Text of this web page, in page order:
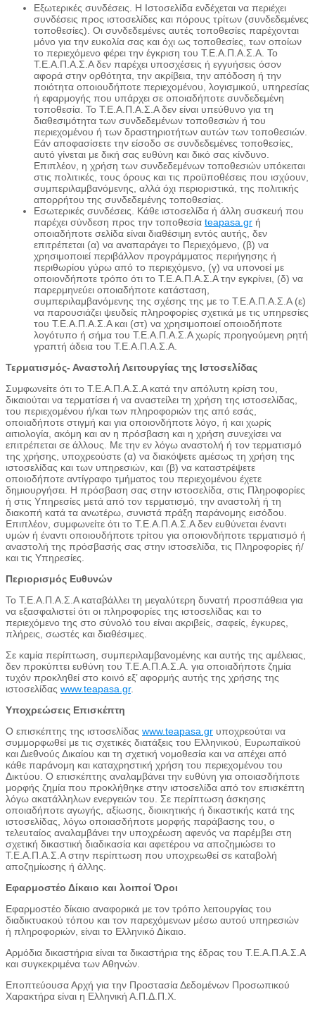
Εξωτερικές συνδέσεις. Η Ιστοσελίδα ενδέχεται να περιέχει
συνδέσεις προς ιστοσελίδες και πόρους τρίτων (συνδεδεμένες
τοποθεσίες). Οι συνδεδεμένες αυτές τοποθεσίες παρέχονται
μόνο για την ευκολία σας και όχι ως τοποθεσίες, των οποίων
το περιεχόμενο φέρει την έγκριση του Τ.Ε.Α.Π.Α.Σ.Α. Το
Τ.Ε.Α.Π.Α.Σ.Α δεν παρέχει υποσχέσεις ή εγγυήσεις όσον
αφορά στην ορθότητα, την ακρίβεια, την απόδοση ή την
ποιότητα οποιουδήποτε περιεχομένου, λογισμικού, υπηρεσίας
ή εφαρμογής που υπάρχει σε οποιαδήποτε συνδεδεμένη
τοποθεσία. Το Τ.Ε.Α.Π.Α.Σ.Α δεν είναι υπεύθυνο για τη
διαθεσιμότητα των συνδεδεμένων τοποθεσιών ή του
περιεχομένου ή των δραστηριοτήτων αυτών των τοποθεσιών.
Εάν αποφασίσετε την είσοδο σε συνδεδεμένες τοποθεσίες,
αυτό γίνεται με δική σας ευθύνη και δικό σας κίνδυνο.
Επιπλέον, η χρήση των συνδεδεμένων τοποθεσιών υπόκειται
στις πολιτικές, τους όρους και τις προϋποθέσεις που ισχύουν,
συμπεριλαμβανόμενης, αλλά όχι περιοριστικά, της πολιτικής
απορρήτου της συνδεδεμένης τοποθεσίας.
Εσωτερικές συνδέσεις. Κάθε ιστοσελίδα ή άλλη συσκευή που
παρέχει σύνδεση προς την τοποθεσία teapasa.gr ή
οποιαδήποτε σελίδα είναι διαθέσιμη εντός αυτής, δεν
επιτρέπεται (α) να αναπαράγει το Περιεχόμενο, (β) να
χρησιμοποιεί περιβάλλον προγράμματος περιήγησης ή
περιθωρίου γύρω από το περιεχόμενο, (γ) να υπονοεί με
οποιονδήποτε τρόπο ότι το Τ.Ε.Α.Π.Α.Σ.Α την εγκρίνει, (δ) να
παρερμηνεύει οποιαδήποτε κατάσταση,
συμπεριλαμβανόμενης της σχέσης της με το Τ.Ε.Α.Π.Α.Σ.Α (ε)
να παρουσιάζει ψευδείς πληροφορίες σχετικά με τις υπηρεσίες
του Τ.Ε.Α.Π.Α.Σ.Α και (στ) να χρησιμοποιεί οποιοδήποτε
λογότυπο ή σήμα του Τ.Ε.Α.Π.Α.Σ.Α χωρίς προηγούμενη ρητή
γραπτή άδεια του Τ.Ε.Α.Π.Α.Σ.Α.
Τερματισμός- Αναστολή Λειτουργίας της Ιστοσελίδας
Συμφωνείτε ότι το Τ.Ε.Α.Π.Α.Σ.Α κατά την απόλυτη κρίση του,
δικαιούται να τερματίσει ή να αναστείλει τη χρήση της ιστοσελίδας,
του περιεχομένου ή/και των πληροφοριών της από εσάς,
οποιαδήποτε στιγμή και για οποιονδήποτε λόγο, ή και χωρίς
αιτιολογία, ακόμη και αν η πρόσβαση και η χρήση συνεχίσει να
επιτρέπεται σε άλλους. Με την εν λόγω αναστολή ή τον τερματισμό
της χρήσης, υποχρεούστε (α) να διακόψετε αμέσως τη χρήση της
ιστοσελίδας και των υπηρεσιών, και (β) να καταστρέψετε
οποιοδήποτε αντίγραφο τμήματος του περιεχομένου έχετε
δημιουργήσει. Η πρόσβαση σας στην ιστοσελίδα, στις Πληροφορίες
ή στις Υπηρεσίες μετά από τον τερματισμό, την αναστολή ή τη
διακοπή κατά τα ανωτέρω, συνιστά πράξη παράνομης εισόδου.
Επιπλέον, συμφωνείτε ότι το Τ.Ε.Α.Π.Α.Σ.Α δεν ευθύνεται έναντι
υμών ή έναντι οποιουδήποτε τρίτου για οποιονδήποτε τερματισμό ή
αναστολή της πρόσβασής σας στην ιστοσελίδα, τις Πληροφορίες ή/
και τις Υπηρεσίες.
Περιορισμός Ευθυνών
Το Τ.Ε.Α.Π.Α.Σ.Α καταβάλλει τη μεγαλύτερη δυνατή προσπάθεια για
να εξασφαλιστεί ότι οι πληροφορίες της ιστοσελίδας και το
περιεχόμενο της στο σύνολό του είναι ακριβείς, σαφείς, έγκυρες,
πλήρεις, σωστές και διαθέσιμες.
Σε καμία περίπτωση, συμπεριλαμβανομένης και αυτής της αμέλειας,
δεν προκύπτει ευθύνη του Τ.Ε.Α.Π.Α.Σ.Α. για οποιαδήποτε ζημία
τυχόν προκληθεί στο κοινό εξ’ αφορμής αυτής της χρήσης της
ιστοσελίδας www.teapasa.gr.
Υποχρεώσεις Επισκέπτη
Ο επισκέπτης της ιστοσελίδας www.teapasa.gr υποχρεούται να
συμμορφωθεί με τις σχετικές διατάξεις του Ελληνικού, Ευρωπαϊκού
και Διεθνούς Δικαίου και τη σχετική νομοθεσία και να απέχει από
κάθε παράνομη και καταχρηστική χρήση του περιεχομένου του
Δικτύου. Ο επισκέπτης αναλαμβάνει την ευθύνη για οποιασδήποτε
μορφής ζημία που προκλήθηκε στην ιστοσελίδα από τον επισκέπτη
λόγω ακατάλληλων ενεργειών του. Σε περίπτωση άσκησης
οποιαδήποτε αγωγής, αξίωσης, διοικητικής ή δικαστικής κατά της
ιστοσελίδας, λόγω οποιασδήποτε μορφής παράβασης του, ο
τελευταίος αναλαμβάνει την υποχρέωση αφενός να παρέμβει στη
σχετική δικαστική διαδικασία και αφετέρου να αποζημιώσει το
Τ.Ε.Α.Π.Α.Σ.Α στην περίπτωση που υποχρεωθεί σε καταβολή
αποζημίωσης ή άλλης.
Εφαρμοστέο Δίκαιο και λοιποί Όροι
Εφαρμοστέο δίκαιο αναφορικά με τον τρόπο λειτουργίας του
διαδικτυακού τόπου και τον παρεχόμενων μέσω αυτού υπηρεσιών
ή πληροφοριών, είναι το Ελληνικό Δίκαιο.
Αρμόδια δικαστήρια είναι τα δικαστήρια της έδρας του Τ.Ε.Α.Π.Α.Σ.Α
και συγκεκριμένα των Αθηνών.
Εποπτεύουσα Αρχή για την Προστασία Δεδομένων Προσωπικού
Χαρακτήρα είναι η Ελληνική Α.Π.Δ.Π.Χ.